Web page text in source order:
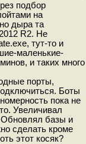
подбор
на
дыра та
R2. Не
тут-то и
маленькие-
и таких много
порты,
Боты
пока не
Увеличивал
Обновлял базы и
сделать кроме
этот косяк?